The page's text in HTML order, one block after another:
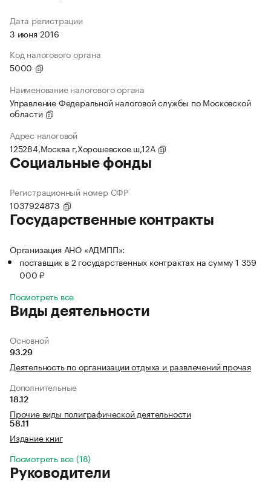
Дата регистрации
3 июня 2016
Код налогового органа
5000
Наименование налогового органа
Управление Федеральной налоговой службы по Московской
области
Адрес налоговой
125284,Москва г,Хорошевское ш,12А
Социальные фонды
Регистрационный номер СФР
1037924873
Государственные контракты
Организация АНО «АДМПП»:
поставщик в 2 государственных контрактах на сумму 1 359
000 ₽
Посмотреть все
Виды деятельности
Основной
93.29
Деятельность по организации отдыха и развлечений прочая
Дополнительные
18.12
Прочие виды полиграфической деятельности
58.11
Издание книг
Посмотреть все (18)
Руководители